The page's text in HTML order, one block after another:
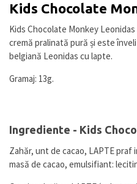
Kids Chocolate
Kids Chocolate Monkey
cremă pralinată pură și este
belgiană Leonidas cu lapte.
Gramaj: 13g.
Ingrediente - Kids
Zahăr, unt de cacao, LAPTE praf
masă de cacao, emulsifiant: